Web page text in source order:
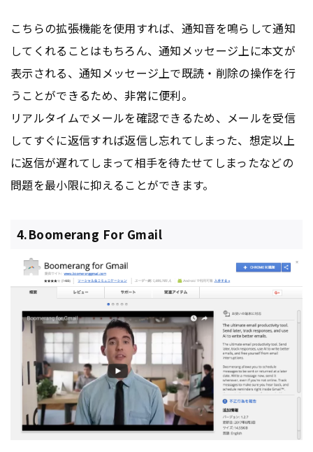
こちらの拡張機能を使用すれば、通知音を鳴らして通知
してくれることはもちろん、通知メッセージ上に本文が
表示される、通知メッセージ上で既読・削除の操作を行
うことができるため、非常に便利。
リアルタイムでメールを確認できるため、メールを受信
してすぐに返信すれば返信し忘れてしまった、想定以上
に返信が遅れてしまって相手を待たせてしまったなどの
問題を最小限に抑えることができます。
4.Boomerang For Gmail